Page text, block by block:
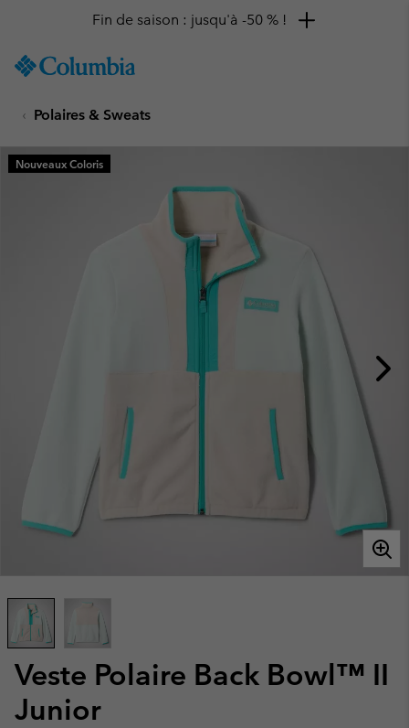
TO
SKIP
MAIN
NAV
Fin de saison : jusqu'à -50 % !
Polaires & Sweats
Veste Polaire Back Bowl™ II
Junior
Nouveaux Coloris